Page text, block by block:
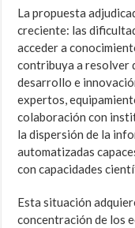
La propuesta
creciente: las
acceder a
contribuya a resolver
desarrollo e
expertos,
colaboración con
la dispersión de la
automatizadas
con capacidades
Esta situación
concentración de los